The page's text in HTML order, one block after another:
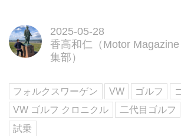
2025-05-28
香高和仁（Motor
集部）
フォルクスワーゲン VW ゴルフ
VW ゴルフ クロニクル
二代目ゴルフ
試乗